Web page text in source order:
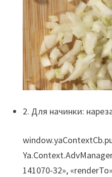
2. Для начинки:
141070-32»,